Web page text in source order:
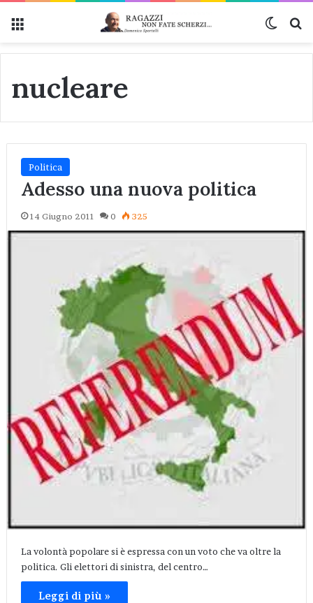
nucleare
Politica
Adesso una nuova politica
14 Giugno 2011 0 325
La volontà popolare si è espressa con un voto che va oltre la
politica. Gli elettori di sinistra, del centro…
Leggi di più »